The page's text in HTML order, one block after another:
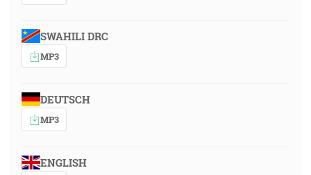
SWAHILI DRC
MP3
DEUTSCH
MP3
ENGLISH